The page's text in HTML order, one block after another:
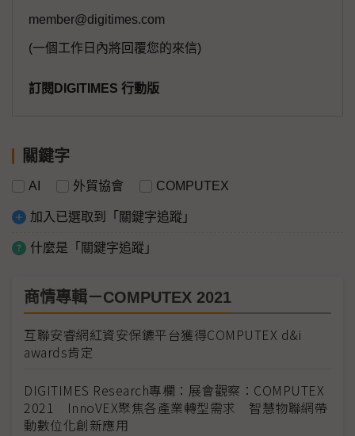
member@digitimes.com
(一個工作日內將回覆您的來信)
訂閱DIGITIMES 行動版
關鍵字
AI 外貿協會 COMPUTEX
加入已選取到「關鍵字追蹤」
什麼是「關鍵字追蹤」
商情專輯－COMPUTEX 2021
互聯安睿網紅資安保鑣平台獲得COMPUTEX d&i
awards肯定
DIGITIMES Research專欄：展會觀察：COMPUTEX
2021 InnoVEX聚焦各產業轉型需求 智慧物聯網帶
動數位化創新應用